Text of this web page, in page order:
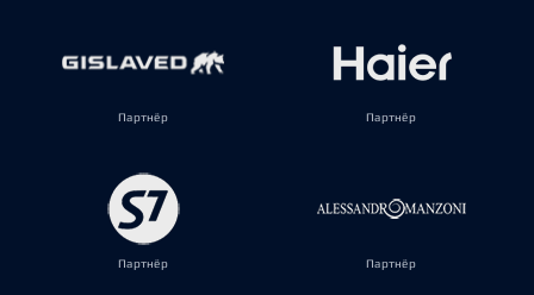
Партнёр Партнёр
Партнёр Партнёр